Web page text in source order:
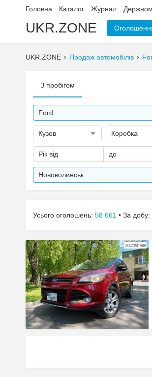
Головна Каталог Журнал
UKR.ZONE
UKR.ZONE Продаж автомобілів
З пробігом
Ford
Кузов Коробка
Рік від до
Нововолинськ
Усього оголошень: 58 661 • За добу: